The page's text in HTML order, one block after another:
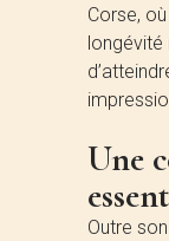
Corse,
longévité
Une
Outre